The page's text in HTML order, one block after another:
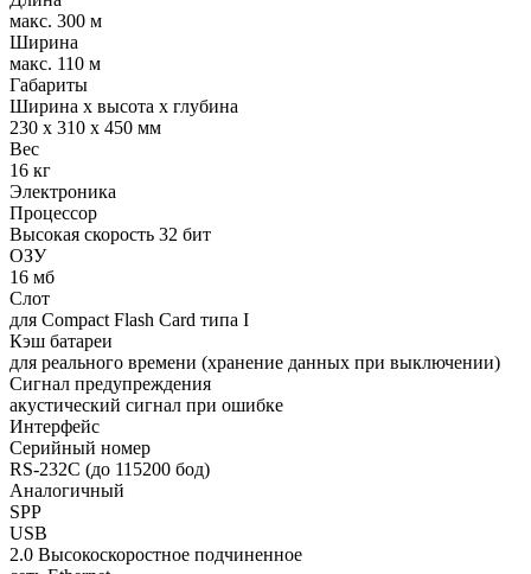
макс. 300 м
Ширина
макс. 110 м
Габариты
Ширина x высота x глубина
230 x 310 x 450 мм
Вес
16 кг
Электроника
Процессор
Высокая скорость 32 бит
ОЗУ
16 мб
Слот
для Compact Flash Card типа I
Кэш батареи
для реального времени (хранение данных при выключении)
Сигнал предупреждения
акустический сигнал при ошибке
Интерфейс
Серийный номер
RS-232C (до 115200 бод)
Аналогичный
SPP
USB
2.0 Высокоскоростное подчиненное